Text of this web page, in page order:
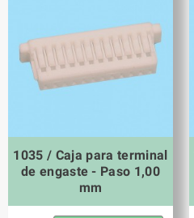
1035 / Caja para terminal
de engaste - Paso 1,00
mm